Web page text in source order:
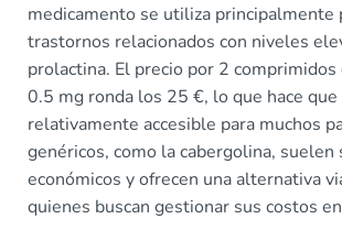
medicamento se utiliza principalmente
trastornos relacionados con niveles
prolactina. El precio por 2
0.5 mg ronda los 25 €, lo que hace
relativamente accesible para muchos
genéricos, como la cabergolina, suelen
económicos y ofrecen una alternativa
quienes buscan gestionar sus costos